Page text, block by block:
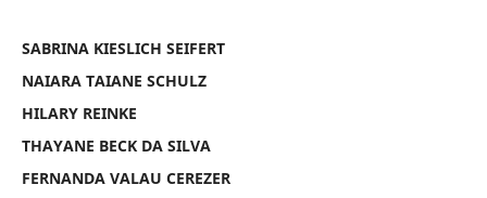
SABRINA KIESLICH SEIFERT
NAIARA TAIANE SCHULZ
HILARY REINKE
THAYANE BECK DA SILVA
FERNANDA VALAU CEREZER